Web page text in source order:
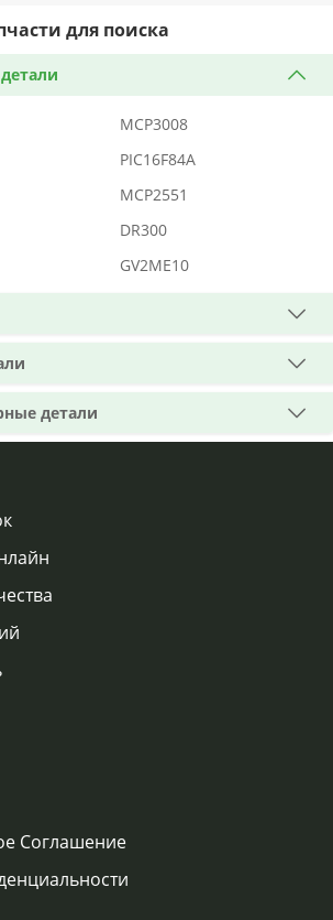
для поиска
MCP3008
PIC16F84A
MCP2551
DR300
GV2ME10
детали
Соглашение